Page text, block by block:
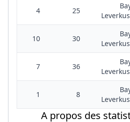
25
4
30
10
36
7
8
1
A propos des